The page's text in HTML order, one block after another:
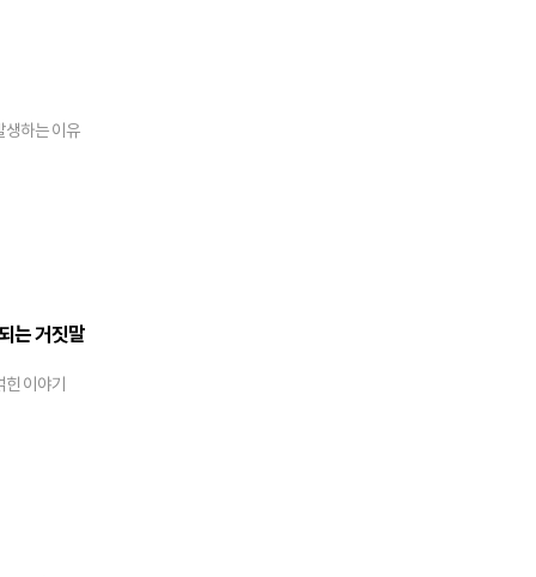
생하는 이유
는 거짓말
이야기